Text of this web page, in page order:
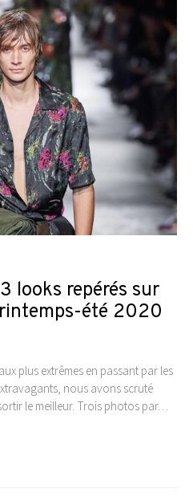
looks repérés sur
été 2020
plus extrêmes en passant par les
nous avons scruté
le meilleur. Trois photos par…